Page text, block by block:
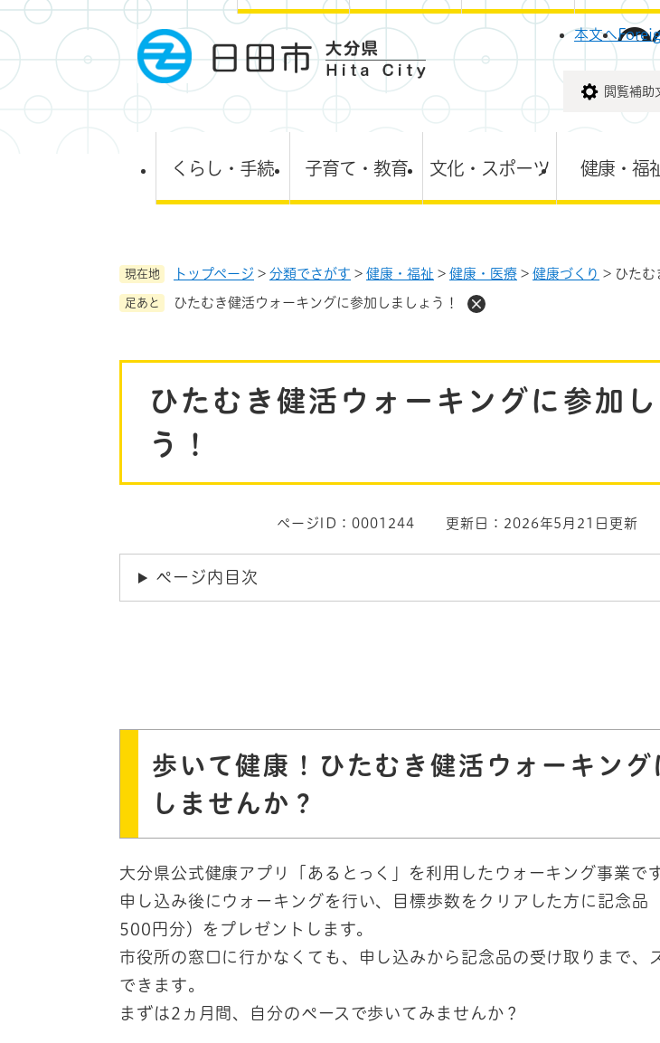
ペ
ー
の
メニューを飛ばして
本文へ
閲覧補助
くらし・手続 子育て・教育 文化・スポーツ 健康・福
現在地 トップページ > 分類でさがす > 健康・福祉 > 健康・医療 > 健康づくり > ひたむ
足あと ひたむき健活ウォーキングに参加しましょう！
ひたむき健活ウォーキングに参加し
う！
ページID：0001244 更新日：2026年5月21日更新
ページ内目次
歩いて健康！ひたむき健活ウォーキング
しませんか？
大分県公式健康アプリ「あるとっく」を利用したウォーキング事業で
申し込み後にウォーキングを行い、目標歩数をクリアした方に記念品
500円分）をプレゼントします。
市役所の窓口に行かなくても、申し込みから記念品の受け取りまで、
できます。
まずは2ヵ月間、自分のペースで歩いてみませんか？